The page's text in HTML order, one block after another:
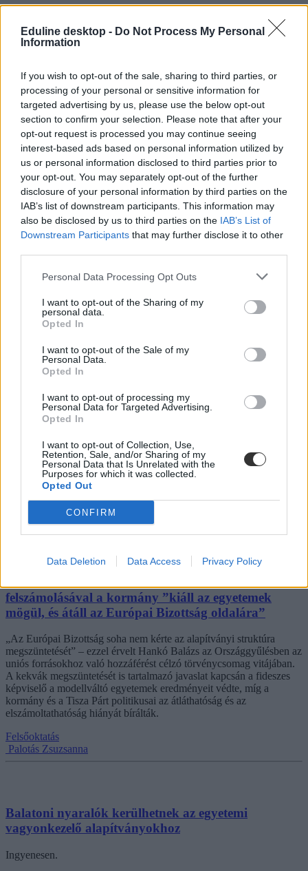
Eduline desktop - Do Not Process My Personal
Information
If you wish to opt-out of the sale, sharing to third parties, or
processing of your personal or sensitive information for
targeted advertising by us, please use the below opt-out
section to confirm your selection. Please note that after your
opt-out request is processed you may continue seeing
interest-based ads based on personal information utilized by
us or personal information disclosed to third parties prior to
your opt-out. You may separately opt-out of the further
disclosure of your personal information by third parties on the
IAB’s list of downstream participants. This information may
also be disclosed by us to third parties on the IAB’s List of
Downstream Participants that may further disclose it to other
Personal Data Processing Opt Outs
I want to opt-out of the Sharing of my
personal data.
Opted In
I want to opt-out of the Sale of my
Personal Data.
Opted In
I want to opt-out of processing my
Personal Data for Targeted Advertising.
Opted In
I want to opt-out of Collection, Use,
Retention, Sale, and/or Sharing of my
Personal Data that Is Unrelated with the
Purposes for which it was collected.
Opted Out
CONFIRM
Data Deletion Data Access Privacy Policy
Lannert Judit: megkezdtük az egyetemi alapítványi
rendszer átalakítását
intézményeket fenntartó alapítványok kuratóriumi és
felügyelőbizottsági tagságaira.
Felsőoktatás
Eduline
Lannert Judithoz kerültek az egyetemeket fenntartó
kekvák alapítói jogai
A hétfőn megjelent Magyar Közlönyben közzétett, az állami alapítói
joggyakorlókat kijelölő listát most azzal egészítette ki a kormány,
hogy az egyetemfenntartó kekvák esetében az oktatási és
egy másik módosítása alapján a Közép-európai Oktatási Alapítvány
Felsőoktatás
Palotás Zsuzsanna
Lépésről lépésre írta le a kormány, hogyan fognak
megszűnni a kekvák
aztán egy éven át alakítják át az egyetemeket fenntartó alapítványok
működését, végül 2027. augusztus 1-jével ezek is megszűnnek. A
kormány részletes közleményben ismertette az alapítványi rendszer
átalakításának menetrendjét.
Felsőoktatás
Palotás Zsuzsanna
felszámolásával a kormány ”kiáll az egyetemek
mögül, és átáll az Európai Bizottság oldalára”
„Az Európai Bizottság soha nem kérte az alapítványi struktúra
megszüntetését” – ezzel érvelt Hankó Balázs az Országgyűlésben az
uniós forrásokhoz való hozzáférést célzó törvénycsomag vitájában.
A kekvák megszüntetését is tartalmazó javaslat kapcsán a fideszes
képviselő a modellváltó egyetemek eredményeit védte, míg a
kormány és a Tisza Párt politikusai az átláthatóság és az
elszámoltathatóság hiányát bírálták.
Felsőoktatás
Palotás Zsuzsanna
Balatoni nyaralók kerülhetnek az egyetemi
vagyonkezelő alapítványokhoz
Ingyenesen.